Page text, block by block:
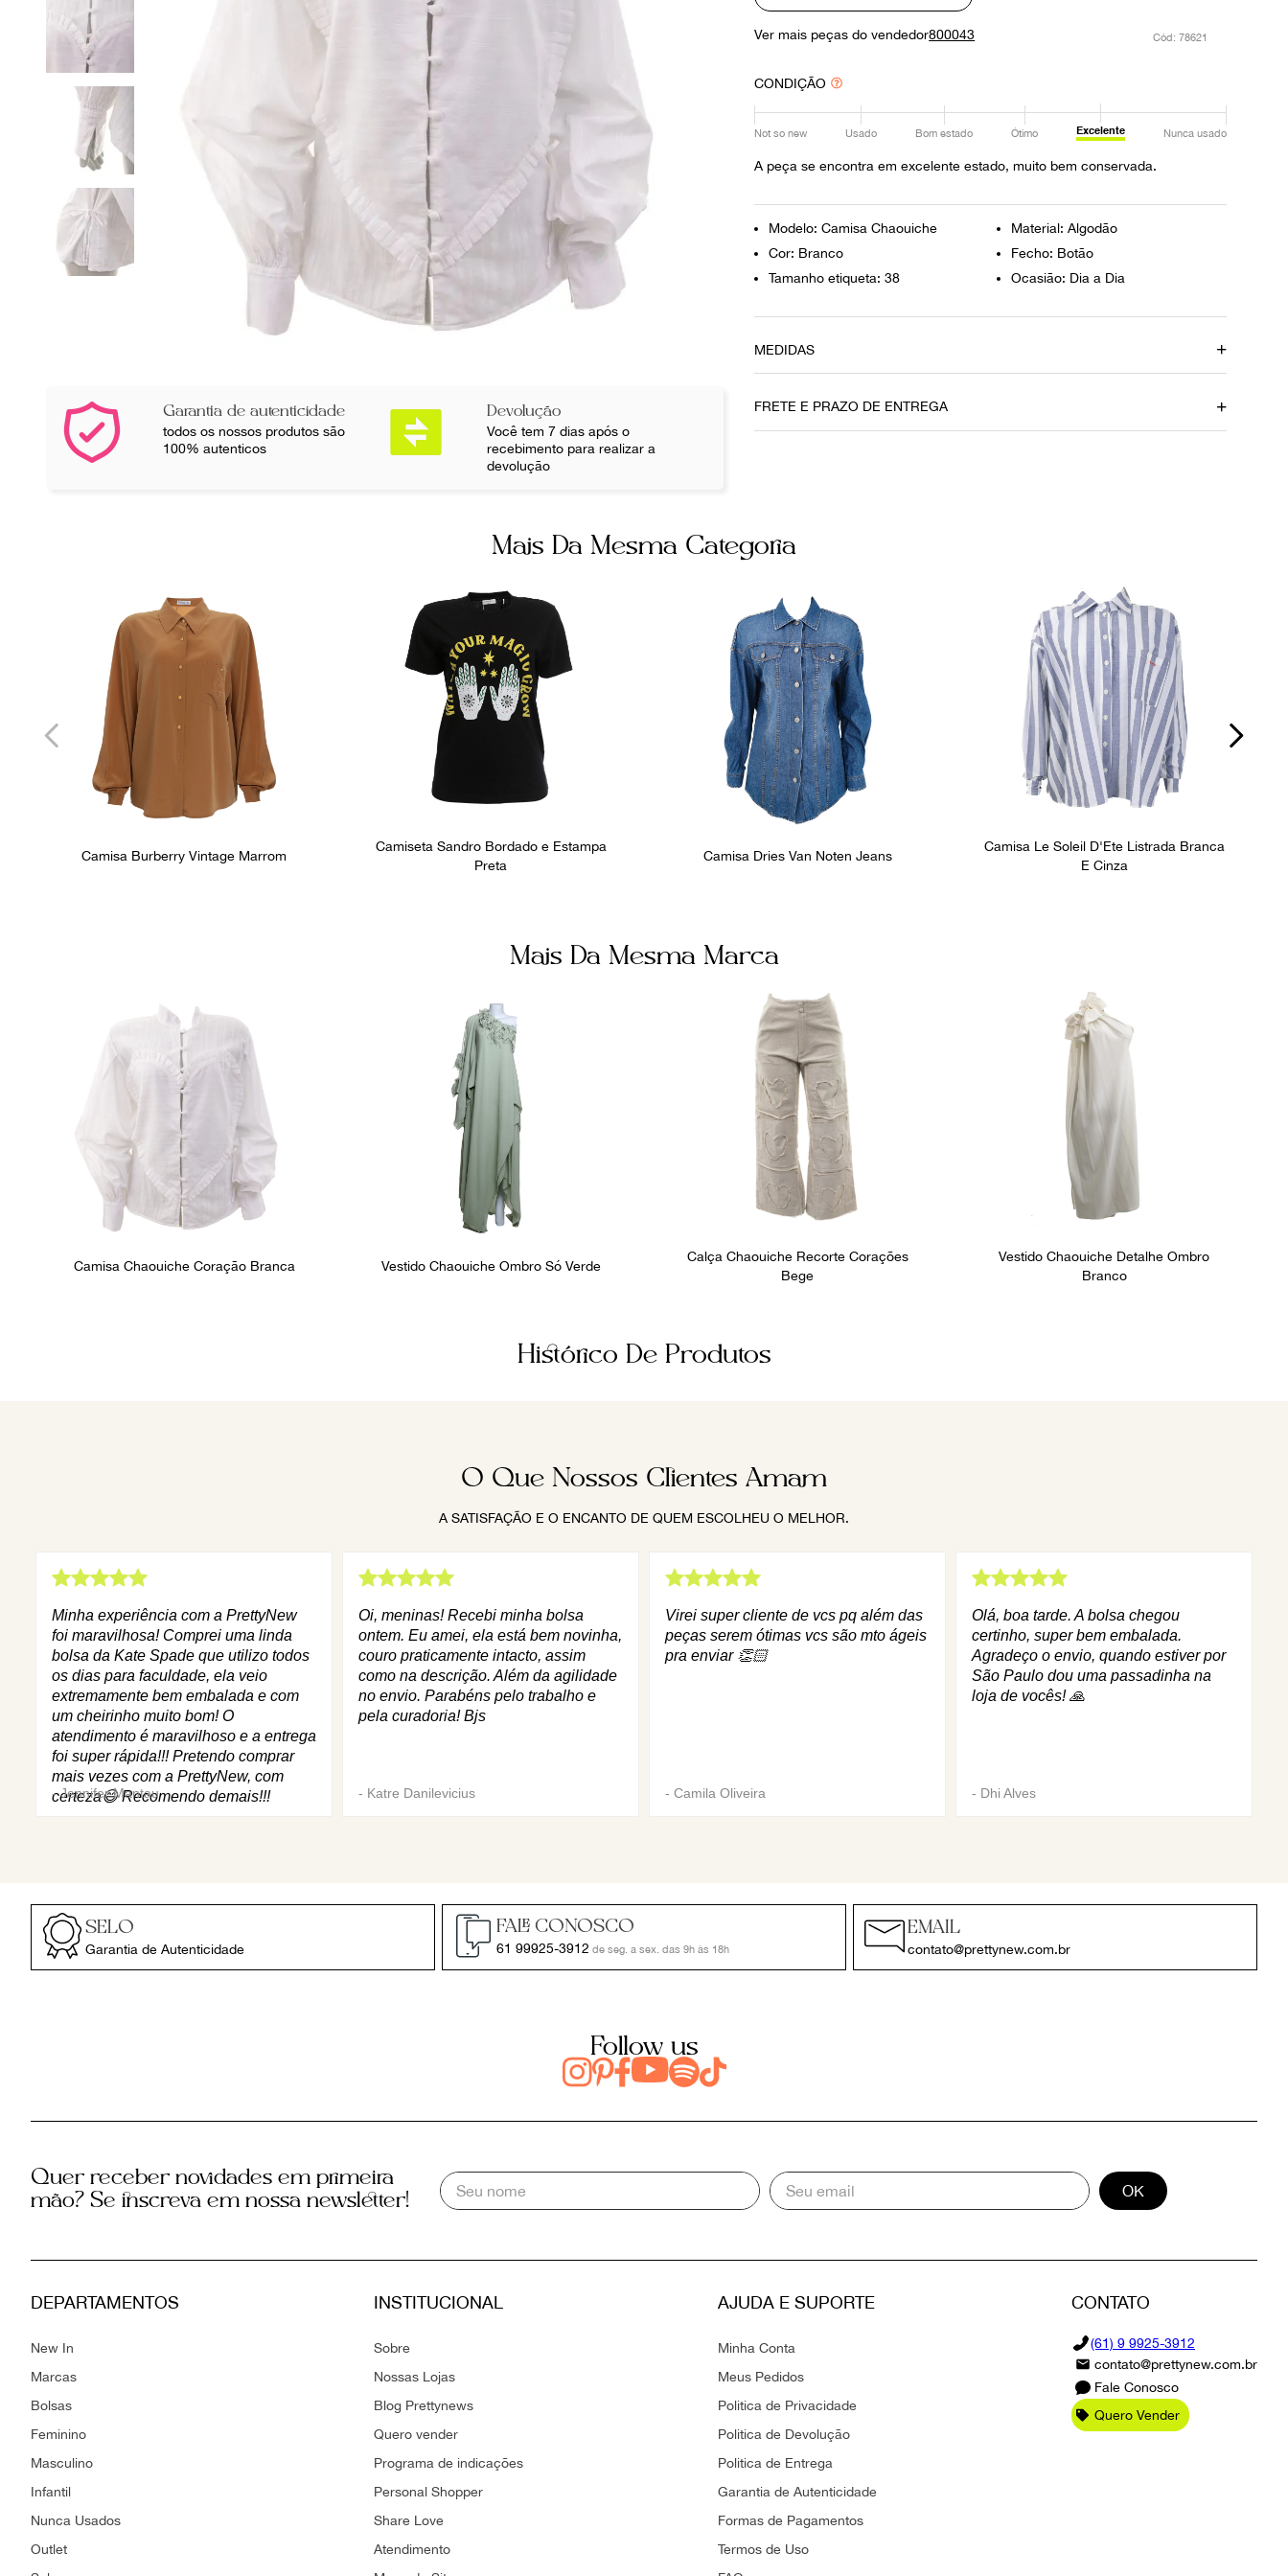
Garantia de autenticidade
todos os nossos produtos são
100% autenticos
Devolução
Você tem 7 dias após o
recebimento para realizar a
devolução
Ver mais peças do vendedor800043 : 78621
CONDIÇÃO
Not so new Usado Bom estado Ótimo Excelente Nunca usado
A peça se encontra em excelente estado, muito bem conservada.
Modelo: Camisa Chaouiche
Material: Algodão
Cor: Branco
Fecho: Botão
Tamanho etiqueta: 38
Ocasião: Dia a Dia
MEDIDAS
71 cm
FRETE E PRAZO DE ENTREGA
Mais Da Mesma Categoria
Camisa Burberry Vintage Marrom
Camiseta Sandro Bordado e Estampa
Preta
Camisa Dries Van Noten Jeans
Camisa Le Soleil D'Ete Listrada Branca
E Cinza
Mais Da Mesma Marca
Camisa Chaouiche Coração Branca Vestido Chaouiche Ombro Só Verde
Calça Chaouiche Recorte Corações
Bege
Vestido Chaouiche Detalhe Ombro
Branco
Histórico De Produtos
O Que Nossos Clientes Amam
A SATISFAÇÃO E O ENCANTO DE QUEM ESCOLHEU O MELHOR.
Minha experiência com a PrettyNew
foi maravilhosa! Comprei uma linda
bolsa da Kate Spade que utilizo todos
os dias para faculdade, ela veio
extremamente bem embalada e com
um cheirinho muito bom! O
atendimento é maravilhoso e a entrega
foi super rápida!!! Pretendo comprar
mais vezes com a PrettyNew, com
certeza😄 Recomendo demais!!!
-Jennifer Mantau
Oi, meninas! Recebi minha bolsa
ontem. Eu amei, ela está bem novinha,
couro praticamente intacto, assim
como na descrição. Além da agilidade
no envio. Parabéns pelo trabalho e
pela curadoria! Bjs
- Katre Danilevicius
Virei super cliente de vcs pq além das
peças serem ótimas vcs são mto ágeis
pra enviar 👏🏻
- Camila Oliveira
Olá, boa tarde. A bolsa chegou
certinho, super bem embalada.
Agradeço o envio, quando estiver por
São Paulo dou uma passadinha na
loja de vocês! 🙏
- Dhi Alves
SELO
Garantia de Autenticidade
FALE CONOSCO
61 99925-3912 de seg. a sex. das 9h às 18h
EMAIL
contato@prettynew.com.br
Follow us
Quer receber novidades em primeira
mão? Se inscreva em nossa newsletter!
OK
DEPARTAMENTOS
New In
Marcas
Bolsas
Feminino
Masculino
Infantil
Nunca Usados
Outlet
INSTITUCIONAL
Sobre
Nossas Lojas
Blog Prettynews
Quero vender
Programa de indicações
Personal Shopper
Share Love
Atendimento
AJUDA E SUPORTE
Minha Conta
Meus Pedidos
Politica de Privacidade
Politica de Devolução
Politica de Entrega
Garantia de Autenticidade
Formas de Pagamentos
Termos de Uso
CONTATO
(61) 9 9925-3912
contato@prettynew.com.br
Fale Conosco
Quero Vender